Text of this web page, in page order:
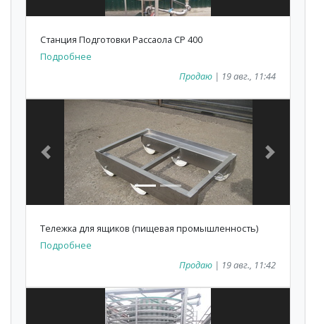
Станция Подготовки Рассаола СР 400
Подробнее
Продаю | 19 авг., 11:44
Previous Next
Тележка для ящиков (пищевая промышленность)
Подробнее
Продаю | 19 авг., 11:42